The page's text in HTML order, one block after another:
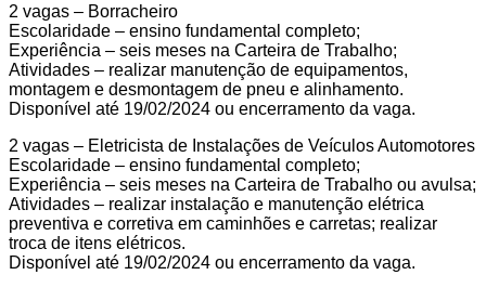
2 vagas – Borracheiro
Escolaridade – ensino fundamental completo;
Experiência – seis meses na Carteira de Trabalho;
Atividades – realizar manutenção de equipamentos,
montagem e desmontagem de pneu e alinhamento.
Disponível até 19/02/2024 ou encerramento da vaga.
2 vagas – Eletricista de Instalações de Veículos Automotores
Escolaridade – ensino fundamental completo;
Experiência – seis meses na Carteira de Trabalho ou avulsa;
Atividades – realizar instalação e manutenção elétrica
preventiva e corretiva em caminhões e carretas; realizar
troca de itens elétricos.
Disponível até 19/02/2024 ou encerramento da vaga.